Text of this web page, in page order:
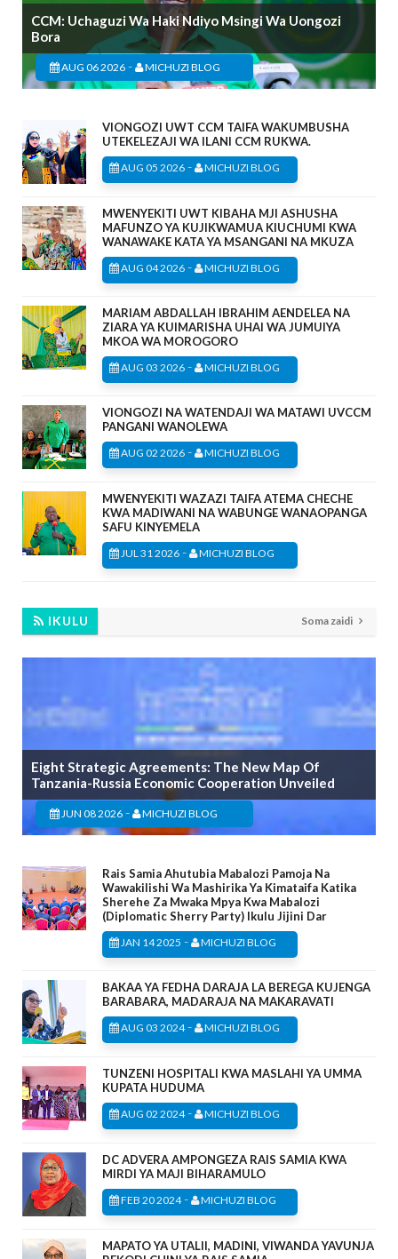
CCM: Uchaguzi Wa Haki Ndiyo Msingi Wa Uongozi
Bora
AUG 06 2026 - MICHUZI BLOG
VIONGOZI UWT CCM TAIFA WAKUMBUSHA
UTEKELEZAJI WA ILANI CCM RUKWA.
AUG 05 2026 - MICHUZI BLOG
MWENYEKITI UWT KIBAHA MJI ASHUSHA
MAFUNZO YA KUJIKWAMUA KIUCHUMI KWA
WANAWAKE KATA YA MSANGANI NA MKUZA
AUG 04 2026 - MICHUZI BLOG
MARIAM ABDALLAH IBRAHIM AENDELEA NA
ZIARA YA KUIMARISHA UHAI WA JUMUIYA
MKOA WA MOROGORO
AUG 03 2026 - MICHUZI BLOG
VIONGOZI NA WATENDAJI WA MATAWI UVCCM
PANGANI WANOLEWA
AUG 02 2026 - MICHUZI BLOG
MWENYEKITI WAZAZI TAIFA ATEMA CHECHE
KWA MADIWANI NA WABUNGE WANAOPANGA
SAFU KINYEMELA
JUL 31 2026 - MICHUZI BLOG
IKULU Soma zaidi
Eight Strategic Agreements: The New Map Of
Tanzania-Russia Economic Cooperation Unveiled
JUN 08 2026 - MICHUZI BLOG
Rais Samia Ahutubia Mabalozi Pamoja Na
Wawakilishi Wa Mashirika Ya Kimataifa Katika
Sherehe Za Mwaka Mpya Kwa Mabalozi
(Diplomatic Sherry Party) Ikulu Jijini Dar
JAN 14 2025 - MICHUZI BLOG
BAKAA YA FEDHA DARAJA LA BEREGA KUJENGA
BARABARA, MADARAJA NA MAKARAVATI
AUG 03 2024- MICHUZI BLOG
TUNZENI HOSPITALI KWA MASLAHI YA UMMA
KUPATA HUDUMA
AUG 02 2024- MICHUZI BLOG
DC ADVERA AMPONGEZA RAIS SAMIA KWA
MIRDI YA MAJI BIHARAMULO
FEB 20 2024- MICHUZI BLOG
MAPATO YA UTALII, MADINI, VIWANDA YAVUNJA